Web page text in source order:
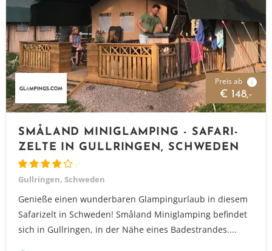
Preis ab i
€ 148,-
SMÅLAND MINIGLAMPING - SAFARI-
ZELTE IN GULLRINGEN, SCHWEDEN
Gullringen, Schweden
Genieße einen wunderbaren Glampingurlaub in diesem
Safarizelt in Schweden! Småland Miniglamping befindet
sich in Gullringen, in der Nähe eines Badestrandes....